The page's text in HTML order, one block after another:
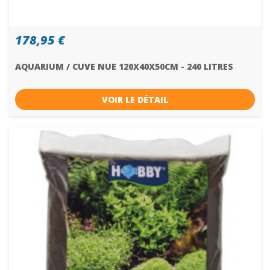
178,95 €
AQUARIUM / CUVE NUE 120X40X50CM - 240 LITRES
VOIR LE DÉTAIL